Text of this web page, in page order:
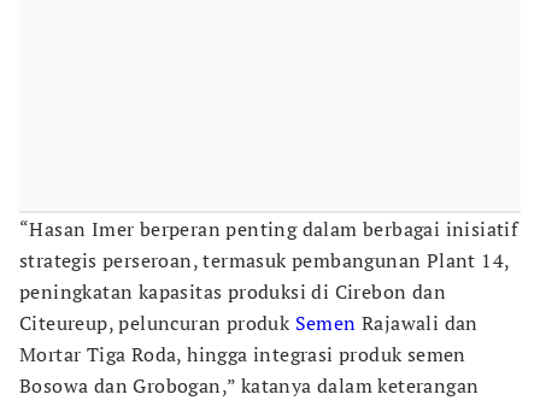
“Hasan Imer berperan penting dalam berbagai inisiatif
strategis perseroan, termasuk pembangunan Plant 14,
peningkatan kapasitas produksi di Cirebon dan
Citeureup, peluncuran produk Semen Rajawali dan
Mortar Tiga Roda, hingga integrasi produk semen
Bosowa dan Grobogan,” katanya dalam keterangan